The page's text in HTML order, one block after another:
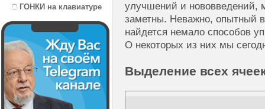
ГОНКИ на клавиатуре
улучшений и нововведений,
заметны. Неважно, опытный
найдется немало способов
О некоторых из них мы
Выделение всех